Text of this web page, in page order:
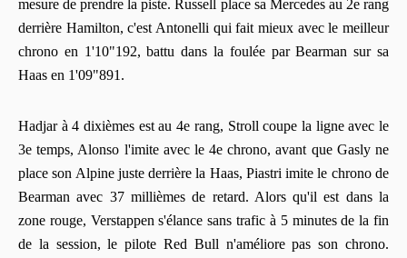
mesure de prendre la piste. Russell place sa Mercedes au 2e rang
derrière Hamilton, c'est Antonelli qui fait mieux avec le meilleur
chrono en 1'10"192, battu dans la foulée par Bearman sur sa
Haas en 1'09"891.
Hadjar à 4 dixièmes est au 4e rang, Stroll coupe la ligne avec le
3e temps, Alonso l'imite avec le 4e chrono, avant que Gasly ne
place son Alpine juste derrière la Haas, Piastri imite le chrono de
Bearman avec 37 millièmes de retard. Alors qu'il est dans la
zone rouge, Verstappen s'élance sans trafic à 5 minutes de la fin
de la session, le pilote Red Bull n'améliore pas son chrono.